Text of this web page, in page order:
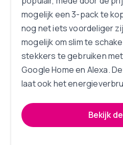
mogelijk een 3-pack te
nog net iets voordeliger
mogelijk om slim te
stekkers te gebruiken
Google Home en Alexa.
laat ook het
Bekijk